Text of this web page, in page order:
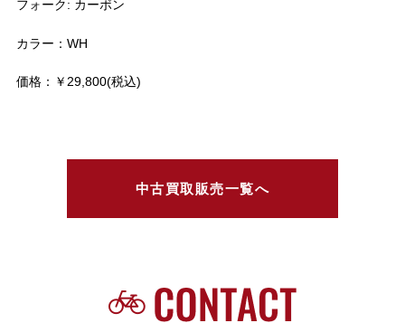
フォーク: カーボン
カラー：WH
価格：￥29,800(税込)
中古買取販売一覧へ